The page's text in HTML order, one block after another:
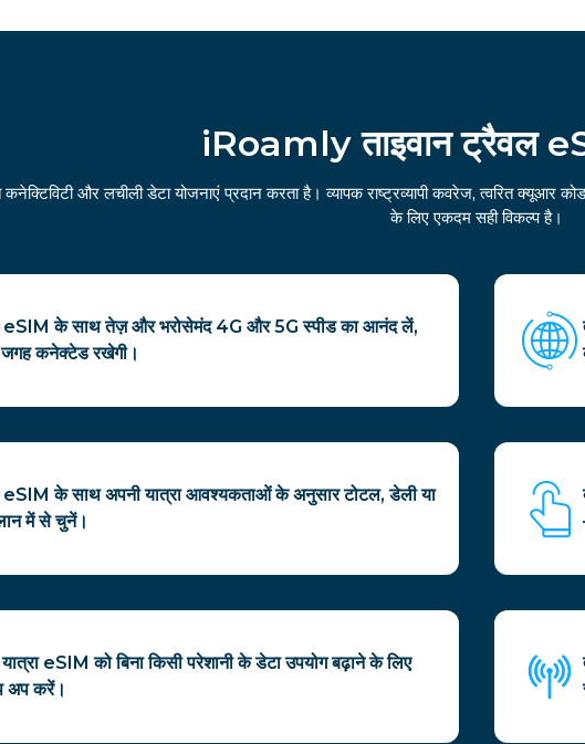
iRoamly ताइवान ट्रैवल
कनेक्टिविटी और लचीली डेटा योजनाएं प्रदान करता है। व्यापक राष्ट्रव्यापी कवरेज, त्वरित
के लिए एकदम सही विकल्प है।
eSIM के साथ तेज़ और भरोसेमंद 4G और 5G स्पीड का आनंद लें,
कनेक्टेड रखेगी।
eSIM के साथ अपनी यात्रा आवश्यकताओं के अनुसार टोटल, डेली या
में से चुनें।
यात्रा eSIM को बिना किसी परेशानी के डेटा उपयोग बढ़ाने के लिए
अप करें।